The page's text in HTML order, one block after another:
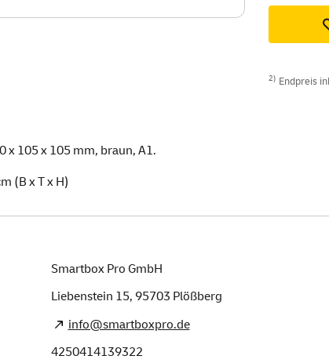
2) Endpreis
x 105 x 105 mm, braun, A1.
(B x T x H)
Smartbox Pro GmbH
Liebenstein 15, 95703 Plößberg
info@smartboxpro.de
4250414139322